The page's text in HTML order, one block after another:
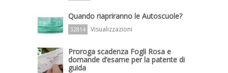
Quando riapriranno le Autoscuole?
32814 Visualizzazioni
Proroga scadenza Fogli Rosa e
domande d’esame per la patente di
guida